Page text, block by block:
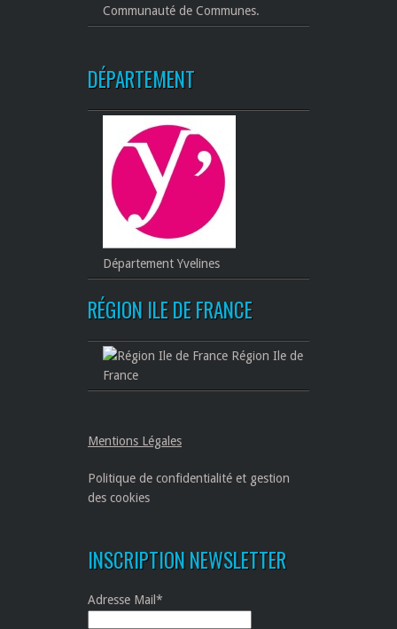
Communauté de Communes.
DÉPARTEMENT
Département Yvelines
RÉGION ILE DE FRANCE
Région Ile de
France
Mentions Légales
Politique de confidentialité et gestion
des cookies
INSCRIPTION NEWSLETTER
Adresse Mail*